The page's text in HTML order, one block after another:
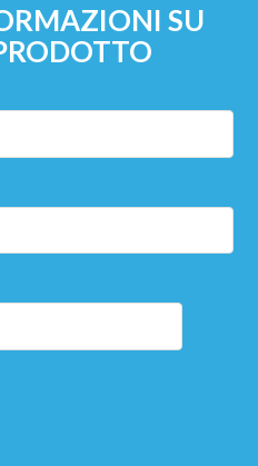
SU